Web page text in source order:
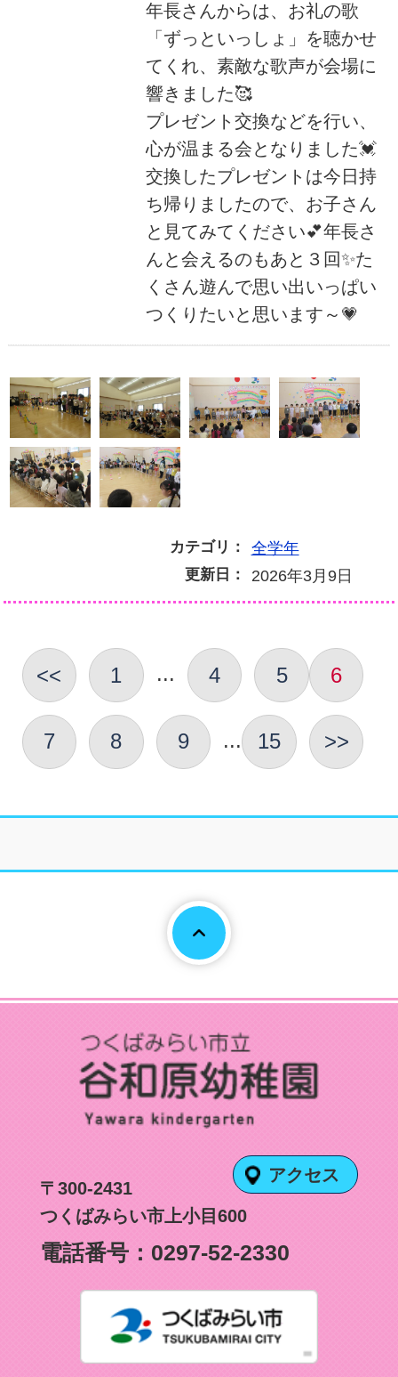
年長さんからは、お礼の歌
「ずっといっしょ」を聴かせ
てくれ、素敵な歌声が会場に
響きました🥰
プレゼント交換などを行い、
心が温まる会となりました💓
交換したプレゼントは今日持
ち帰りましたので、お子さん
と見てみてください💕年長さ
んと会えるのもあと３回✨た
くさん遊んで思い出いっぱい
つくりたいと思います～💗
カテゴリ： 全学年
更新日： 2026年3月9日
<< 1 ... 4 5 6
7 8 9 ... 15 >>
〒300-2431
つくばみらい市上小目600
アクセス
電話番号： 0297-52-2330